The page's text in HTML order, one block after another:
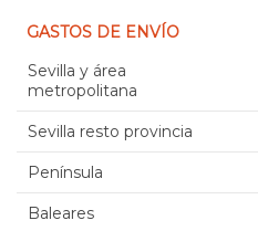
GASTOS DE ENVÍO
Sevilla y área
metropolitana
Sevilla resto provincia
Península
Baleares